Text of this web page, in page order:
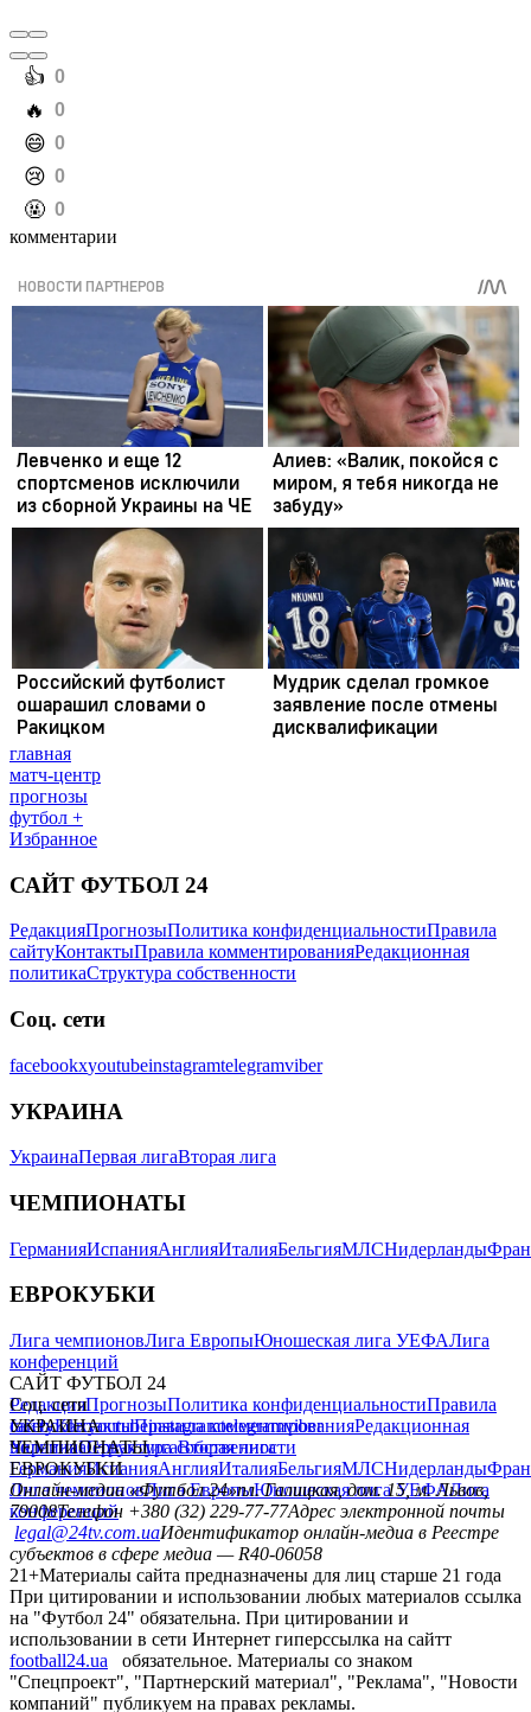
️👍 0
️🔥 0
️😄 0
️😢 0
️🤬 0
комментарии
главная
матч-центр
прогнозы
футбол +
Избранное
САЙТ ФУТБОЛ 24
РедакцияПрогнозыПолитика конфиденциальностиПравила
сайтуКонтактыПравила комментированияРедакционная
политикаСтруктура собственности
Соц. сети
facebookxyoutubeinstagramtelegramviber
УКРАИНА
УкраинаПервая лигаВторая лига
ЧЕМПИОНАТЫ
ГерманияИспанияАнглияИталияБельгияМЛСНидерланды
ЕВРОКУБКИ
Лига чемпионовЛига ЕвропыЮношеская лига УЕФАЛига
конференций
САЙТ ФУТБОЛ 24
РедакцияПрогнозыПолитика конфиденциальностиПравила
сайтуКонтактыПравила комментированияРедакционная
политикаСтруктура собственности
Соц. сети
facebookxyoutubeinstagramtelegramviber
УКРАИНА
УкраинаПервая лигаВторая лига
ЧЕМПИОНАТЫ
ГерманияИспанияАнглияИталияБельгияМЛСНидерланды
ЕВРОКУБКИ
Лига чемпионовЛига ЕвропыЮношеская лига УЕФАЛига
конференций
Онлайн-медиа «Футбол 24»пл. Галицкая, дом. 15, м. Львов,
79008Телефон +380 (32) 229-77-77Адрес электронной почты
legal@24tv.com.uaИдентификатор онлайн-медиа в Реестре
субъектов в сфере медиа — R40-06058
21+Материалы сайта предназначены для лиц старше 21 года
При цитировании и использовании любых материалов ссылка
на "Футбол 24" обязательна. При цитировании и
использовании в сети Интернет гиперссылка на сайтт
football24.ua
обязательное. Материалы со знаком
"Спецпроект", "Партнерский материал", "Реклама", "Новости
компаний" публикуем на правах рекламы.